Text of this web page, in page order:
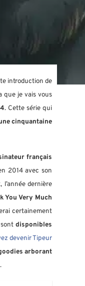
introduction de
que je vais vous
. Cette série qui
cinquantaine
français
2014 avec son
dernière
You Very Much
certainement
disponibles
devenir Tipeur
arborant
.